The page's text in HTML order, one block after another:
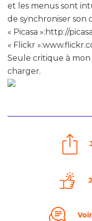
et les menus sont
de synchroniser son
« Picasa »:http://
« Flickr
Seule critique à
charger.